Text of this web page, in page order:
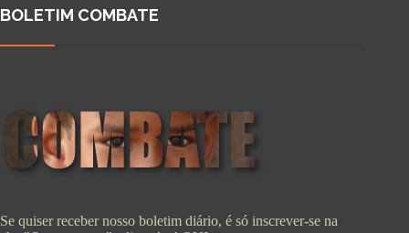
BOLETIM COMBATE
Se quiser receber nosso boletim diário, é só inscrever-se na